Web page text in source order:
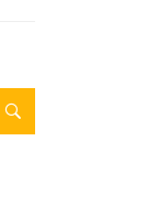
BUSCAR